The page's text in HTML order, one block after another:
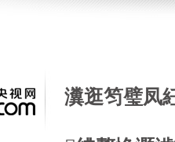
瀵逛笉璧凤